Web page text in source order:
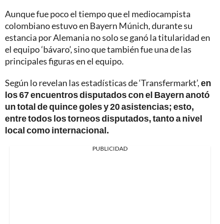
Aunque fue poco el tiempo que el mediocampista
colombiano estuvo en Bayern Múnich, durante su
estancia por Alemania no solo se ganó la titularidad en
el equipo ‘bávaro’, sino que también fue una de las
principales figuras en el equipo.
Según lo revelan las estadísticas de ‘Transfermarkt’,en
los 67 encuentros disputados con el Bayern anotó
un total de quince goles y 20 asistencias; esto,
entre todos los torneos disputados, tanto a nivel
local como internacional.
PUBLICIDAD